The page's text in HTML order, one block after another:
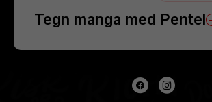
Tegn manga med Pentel